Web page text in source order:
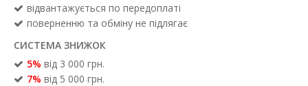
відвантажується по передоплаті
поверненню та обміну не підлягає
СИСТЕМА ЗНИЖОК
5% від 3 000 грн.
7% від 5 000 грн.